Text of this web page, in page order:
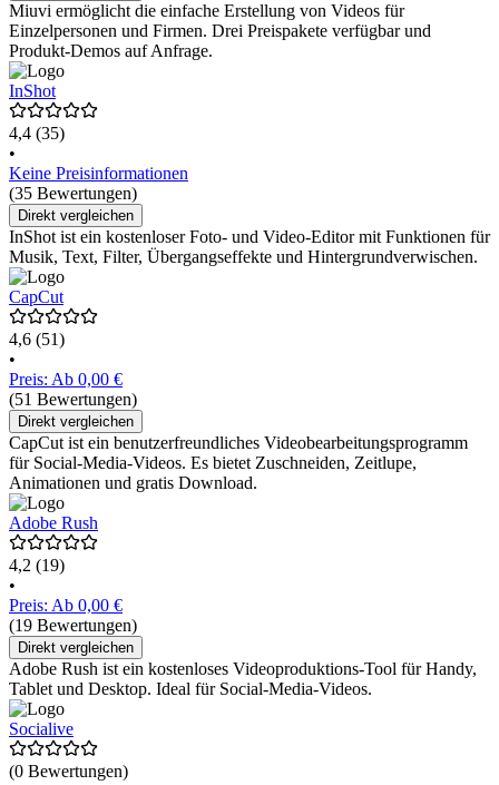
Miuvi ermöglicht die einfache Erstellung von Videos für
Einzelpersonen und Firmen. Drei Preispakete verfügbar und
Produkt-Demos auf Anfrage.
InShot
4,4 (35)
•
Keine Preisinformationen
(35 Bewertungen)
Direkt vergleichen
InShot ist ein kostenloser Foto- und Video-Editor mit Funktionen für
Musik, Text, Filter, Übergangseffekte und Hintergrundverwischen.
CapCut
4,6 (51)
•
Preis: Ab 0,00 €
(51 Bewertungen)
Direkt vergleichen
CapCut ist ein benutzerfreundliches Videobearbeitungsprogramm
für Social-Media-Videos. Es bietet Zuschneiden, Zeitlupe,
Animationen und gratis Download.
Adobe Rush
4,2 (19)
•
Preis: Ab 0,00 €
(19 Bewertungen)
Direkt vergleichen
Adobe Rush ist ein kostenloses Videoproduktions-Tool für Handy,
Tablet und Desktop. Ideal für Social-Media-Videos.
Socialive
(0 Bewertungen)